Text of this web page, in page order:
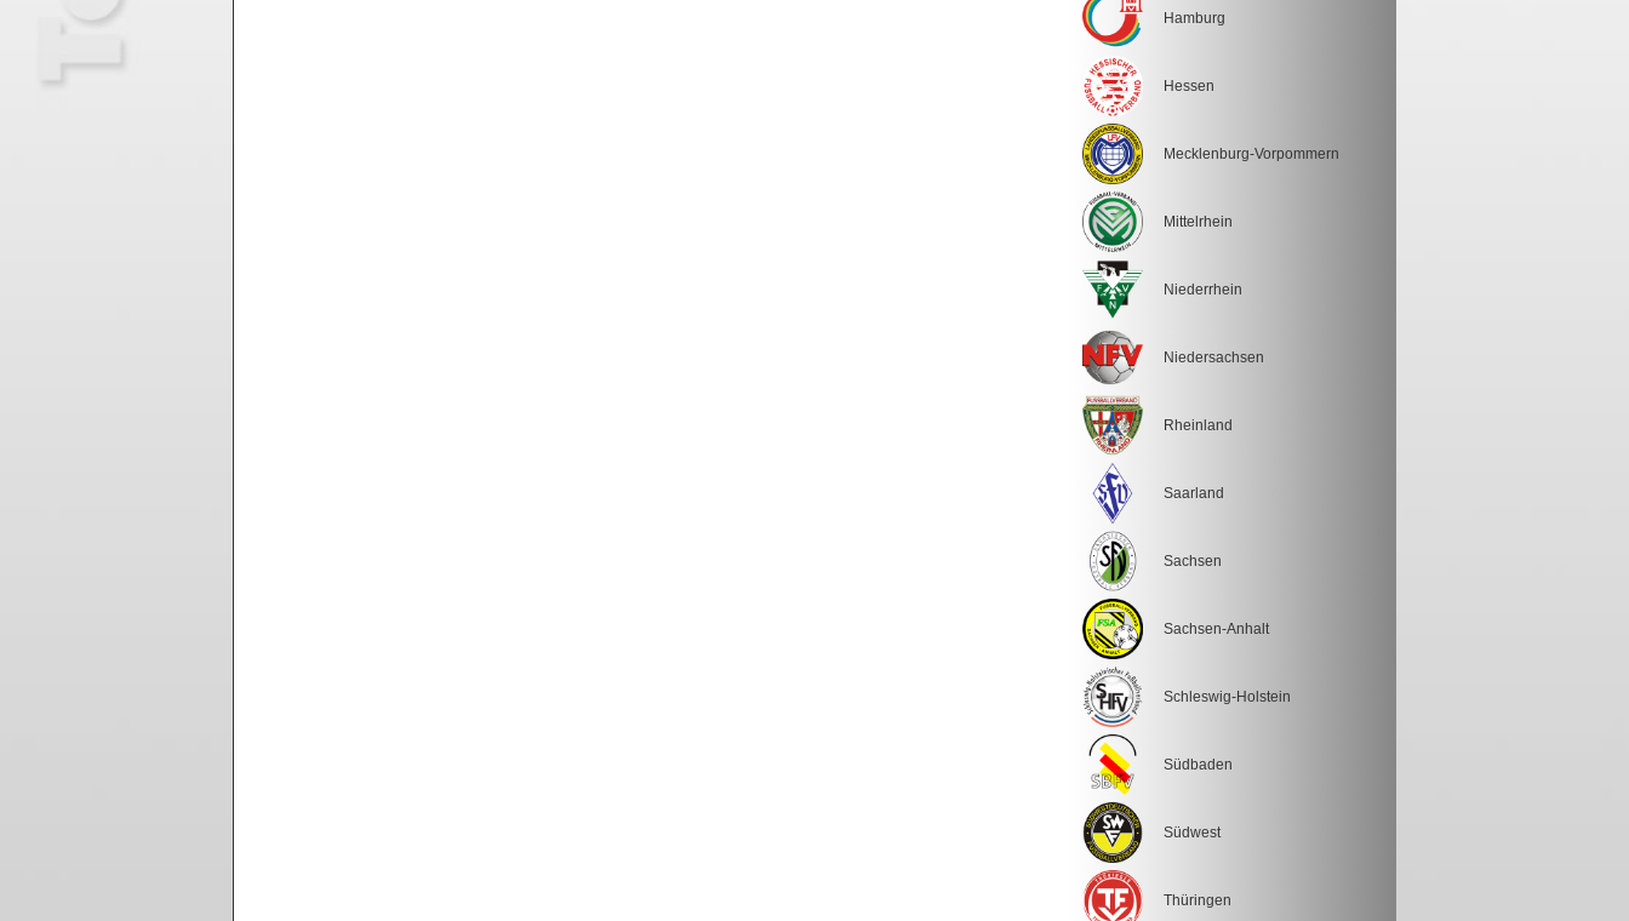
Hamburg
Hessen
Mecklenburg-Vorpommern
Mittelrhein
Niederrhein
Niedersachsen
Rheinland
Saarland
Sachsen
Sachsen-Anhalt
Schleswig-Holstein
Südbaden
Südwest
Thüringen